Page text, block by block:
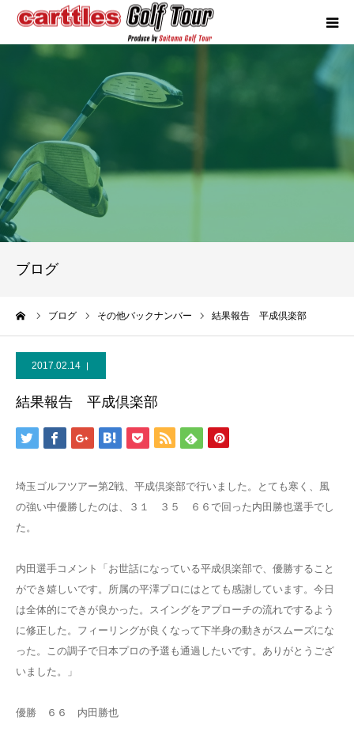
ブログ
ブログ その他バックナンバー 結果報告 平成倶楽部
2017.02.14
結果報告 平成倶楽部
埼玉ゴルフツアー第2戦、平成倶楽部で行いました。とても寒く、風
の強い中優勝したのは、３１ ３５ ６６で回った内田勝也選手でし
た。
内田選手コメント「お世話になっている平成倶楽部で、優勝すること
ができ嬉しいです。所属の平澤プロにはとても感謝しています。今日
は全体的にできが良かった。スイングをアプローチの流れでするよう
に修正した。フィーリングが良くなって下半身の動きがスムーズにな
った。この調子で日本プロの予選も通過したいです。ありがとうござ
いました。」
優勝 ６６ 内田勝也
競技概要
年間スケジュール
試合報告